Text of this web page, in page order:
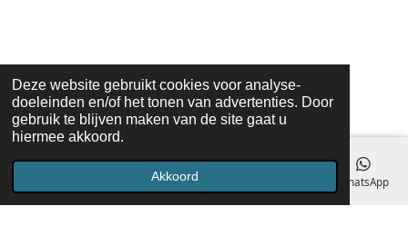
Deze website gebruikt cookies voor analyse-
doeleinden en/of het tonen van advertenties. Door
gebruik te blijven maken van de site gaat u
hiermee akkoord.
Akkoord
Telefoonnummer WhatsApp